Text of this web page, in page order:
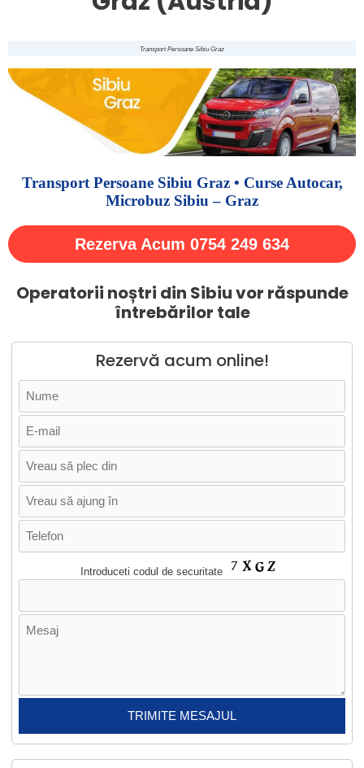
Transport Persoane Sibiu Graz
Transport Persoane Sibiu Graz • Curse Autocar,
Microbuz Sibiu – Graz
Rezerva Acum 0754 249 634
Operatorii noștri din Sibiu vor răspunde
întrebărilor tale
Rezervă acum online!
Introduceti codul de securitate